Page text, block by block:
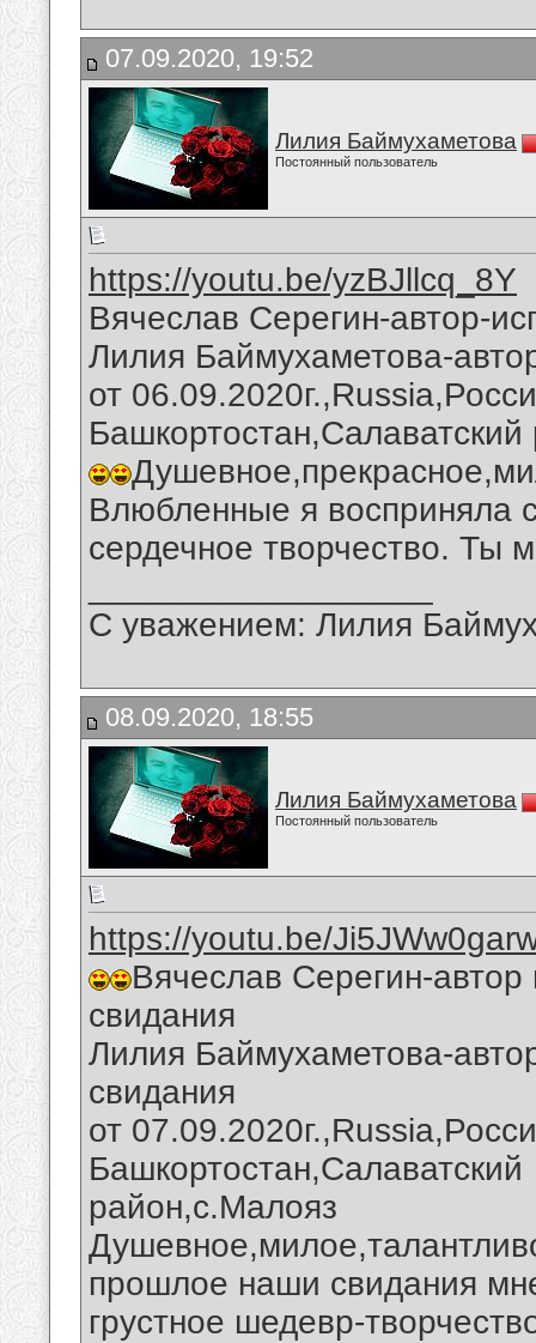
07.09.2020, 19:52
Лилия Баймухаметова
Постоянный пользователь
https://youtu.be/yzBJllcq_8Y
Вячеслав Серегин-автор-
Лилия Баймухаметова-
от
Влюбленные я восприняла
сердечное творчество. Ты
С уважением: Лилия
08.09.2020, 18:55
Лилия Баймухаметова
Постоянный пользователь
https://youtu.be/
Вячеслав Серегин-
свидания
Лилия Баймухаметова-
свидания
от
Башкортостан,Салаватский
район,с.Малояз
прошлое наши свидания
грустное шедевр-